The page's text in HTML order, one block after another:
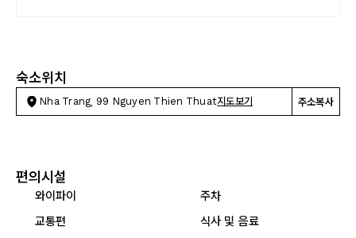
숙소위치
Nha Trang, 99 Nguyen Thien Thuat지도보기 주소복사
편의시설
와이파이
주차
교통편
식사 및 음료